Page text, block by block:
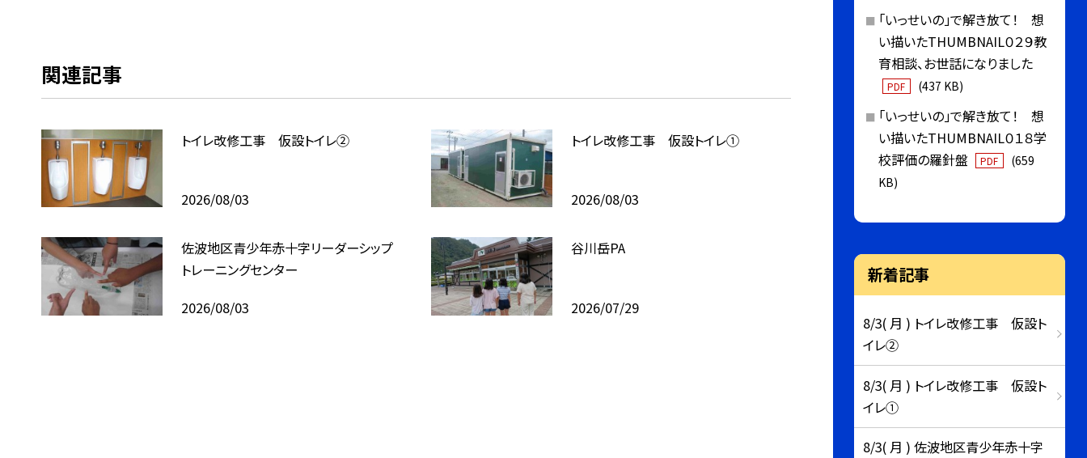
関連記事
トイレ改修工事 仮設トイレ②
2026/08/03
トイレ改修工事 仮設トイレ①
2026/08/03
佐波地区青少年赤十字リーダーシップ
トレーニングセンター
2026/08/03
谷川岳PA
2026/07/29
「いっせいの」で解き放て！ 想
い描いたTHUMBNAIL０２９教
育相談、お世話になりました
PDF (437 KB)
「いっせいの」で解き放て！ 想
い描いたTHUMBNAIL０１８学
校評価の羅針盤
PDF
(659
KB)
新着記事
8/3( 月 ) トイレ改修工事 仮設ト
イレ②
8/3( 月 ) トイレ改修工事 仮設ト
イレ①
8/3( 月 ) 佐波地区青少年赤十字